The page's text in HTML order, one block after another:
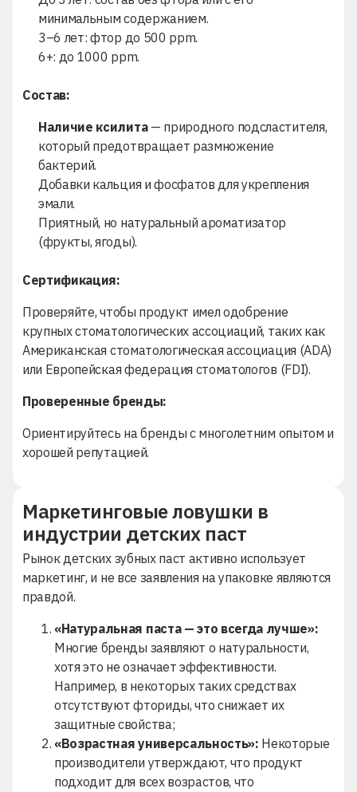
минимальным содержанием.
3–6 лет: фтор до 500 ppm.
6+: до 1000 ppm.
Состав:
Наличие ксилита— природного подсластителя,
который предотвращает размножение
бактерий.
Добавки кальция и фосфатов для укрепления
эмали.
Приятный, но натуральный ароматизатор
(фрукты, ягоды).
Сертификация:
Проверяйте, чтобы продукт имел одобрение
крупных стоматологических ассоциаций, таких как
Американская стоматологическая ассоциация (ADA)
или Европейская федерация стоматологов (FDI).
Проверенные бренды:
Ориентируйтесь на бренды с многолетним опытом и
хорошей репутацией.
Маркетинговые ловушки в
индустрии детских паст
Рынок детских зубных паст активно использует
маркетинг, и не все заявления на упаковке являются
правдой.
«Натуральная паста — это всегда лучше»:
Многие бренды заявляют о натуральности,
хотя это не означает эффективности.
Например, в некоторых таких средствах
отсутствуют фториды, что снижает их
защитные свойства;
«Возрастная универсальность»: Некоторые
производители утверждают, что продукт
подходит для всех возрастов, что